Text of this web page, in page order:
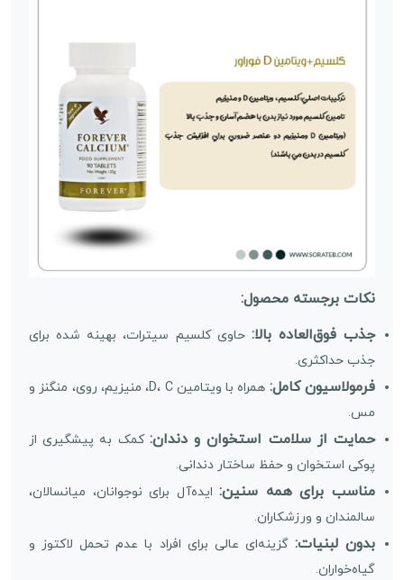
نکات برجسته محصول:
جذب فوق‌العاده بالا: حاوی کلسیم سیترات، بهینه شده برای
جذب حداکثری.
فرمولاسیون کامل:
همراه با ویتامین D، C، منیزیم، روی، منگنز و
مس.
حمایت از سلامت استخوان و دندان: کمک به پیشگیری از
پوکی استخوان و حفظ ساختار دندانی.
مناسب برای همه سنین:ایده‌آل برای نوجوانان، میانسالان،
سالمندان و ورزشکاران.
بدون لبنیات: گزینه‌ای عالی برای افراد با عدم تحمل لاکتوز و
گیاه‌خواران.